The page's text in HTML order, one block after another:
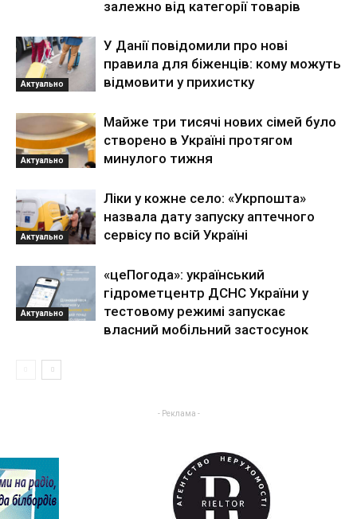
залежно від категорії товарів
Актуально
У Данії повідомили про нові
правила для біженців: кому можуть
відмовити у прихистку
Актуально
Майже три тисячі нових сімей було
створено в Україні протягом
минулого тижня
Актуально
Ліки у кожне село: «Укрпошта»
назвала дату запуску аптечного
сервісу по всій Україні
Актуально
«цеПогода»: український
гідрометцентр ДСНС України у
тестовому режимі запускає
власний мобільний застосунок
- Реклама -